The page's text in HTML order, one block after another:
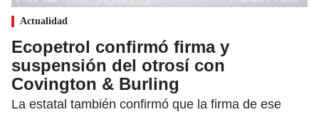
Actualidad
Ecopetrol confirmó firma y
suspensión del otrosí con
Covington & Burling
La estatal también confirmó que la firma de ese